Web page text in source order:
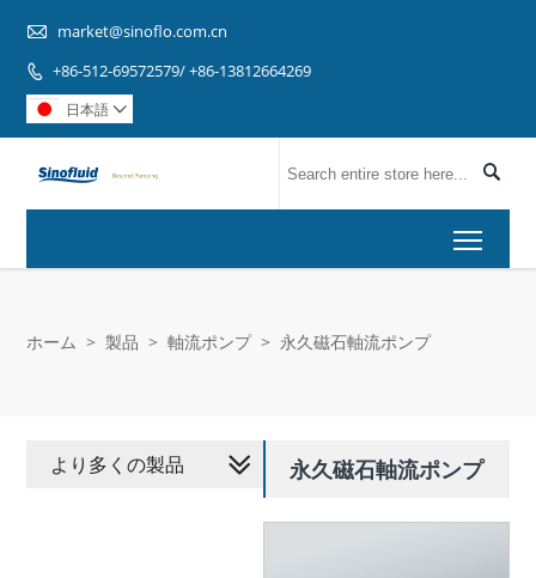
 market@sinoflo.com.cn
 +86-512-69572579/ +86-13812664269
日本語 

ホーム > 製品 > 軸流ポンプ > 永久磁石軸流ポンプ
永久磁石軸流ポンプ
より多くの製品